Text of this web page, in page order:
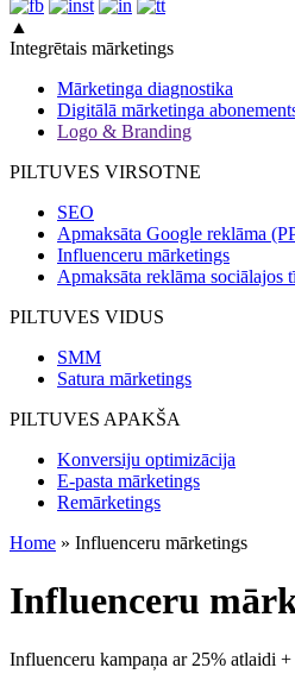
▲
Integrētais mārketings
Mārketinga diagnostika
Digitālā mārketinga
Logo & Branding
PILTUVES VIRSOTNE
SEO
Apmaksāta Google reklāma
Influenceru mārketings
Apmaksāta reklāma sociālajos
PILTUVES VIDUS
SMM
Satura mārketings
PILTUVES APAKŠA
Konversiju optimizācija
E-pasta mārketings
Remārketings
Home » Influenceru mārketings
Influenceru
Influenceru kampaņa ar 25% atlaidi